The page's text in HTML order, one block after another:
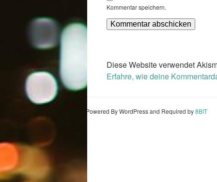
Kommentar speichern.
Diese Website verwendet
Erfahre, wie deine
Powered By WordPress and Required by8BIT